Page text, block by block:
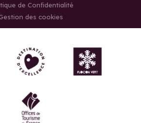
de Confidentialité
des cookies